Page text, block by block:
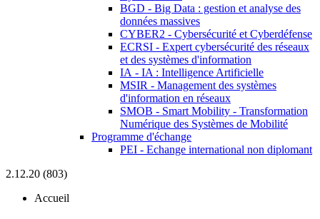
BGD - Big Data : gestion et analyse des
données massives
CYBER2 - Cybersécurité et Cyberdéfense
ECRSI - Expert cybersécurité des réseaux
et des systèmes d'information
IA - IA : Intelligence Artificielle
MSIR - Management des systèmes
d'information en réseaux
SMOB - Smart Mobility - Transformation
Numérique des Systèmes de Mobilité
Programme d'échange
PEI - Echange international non diplomant
2.12.20 (803)
Accueil